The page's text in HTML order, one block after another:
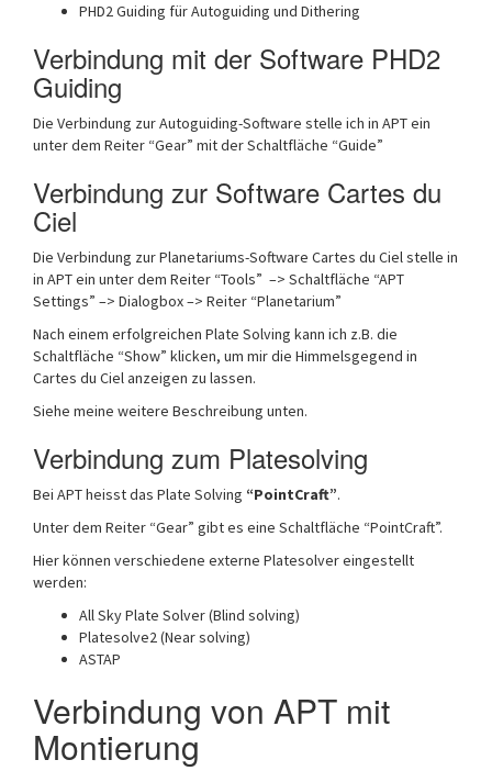
PHD2 Guiding für Autoguiding und Dithering
Verbindung mit der Software PHD2
Guiding
Die Verbindung zur Autoguiding-Software stelle ich in APT ein
unter dem Reiter “Gear” mit der Schaltfläche “Guide”
Verbindung zur Software Cartes du
Ciel
Die Verbindung zur Planetariums-Software Cartes du Ciel stelle in
in APT ein unter dem Reiter “Tools” –> Schaltfläche “APT
Settings” –> Dialogbox –> Reiter “Planetarium”
Nach einem erfolgreichen Plate Solving kann ich z.B. die
Schaltfläche “Show” klicken, um mir die Himmelsgegend in
Cartes du Ciel anzeigen zu lassen.
Siehe meine weitere Beschreibung unten.
Verbindung zum Platesolving
Bei APT heisst das Plate Solving “PointCraft”.
Unter dem Reiter “Gear” gibt es eine Schaltfläche “PointCraft”.
Hier können verschiedene externe Platesolver eingestellt
werden:
All Sky Plate Solver (Blind solving)
Platesolve2 (Near solving)
ASTAP
Verbindung von APT mit
Montierung